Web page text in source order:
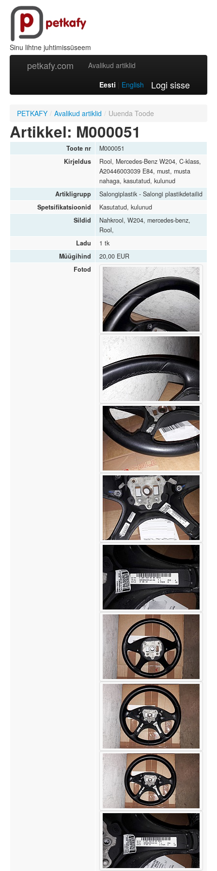
Sinu lihtne juhtimissüseem
petkafy.com Avalikud artiklid
Logi sisse
Eesti English
PETKAFY / Avalikud artiklid / Uuenda Toode
Artikkel: M000051
Toote nr
M000051
Kirjeldus
Rool, Mercedes-Benz W204, C-klass,
A20446003039 E84, must, musta
nahaga, kasutatud, kulunud
Artikligrupp
Salongiplastik - Salongi plastikdetailid
Spetsifikatsioonid
Kasutatud, kulunud
Sildid
Nahkrool, W204, mercedes-benz,
Rool,
Ladu
1 tk
Müügihind
20,00 EUR
Fotod